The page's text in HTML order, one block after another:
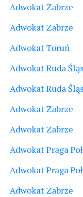
Adwokat Zabrze
Adwokat Zabrze
Adwokat Toruń
Adwokat Ruda
Adwokat Ruda
Adwokat Zabrze
Adwokat Zabrze
Adwokat Praga
Adwokat Praga
Adwokat Zabrze